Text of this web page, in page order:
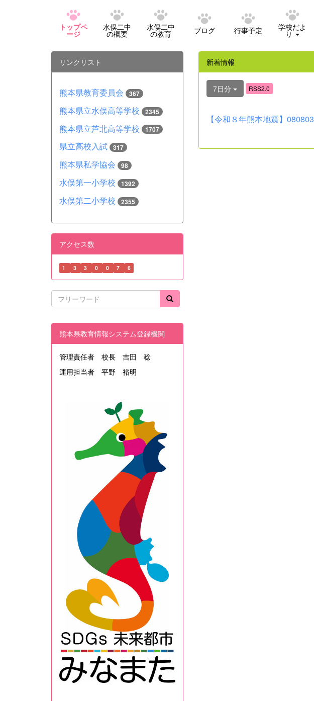
トップペ
ージ
水俣二中
の概要
水俣二中
の教育 ブログ 行事予定 学校だよ
り
新着情報
7日分 RSS2.0
【令和８年熊本地震】080803
リンクリスト
熊本県教育委員会 367
熊本県立水俣高等学校 2345
熊本県立芦北高等学校 1707
県立高校入試 317
熊本県私学協会 98
水俣第一小学校 1392
水俣第二小学校 2355
アクセス数
1 3 3 0 0 7 6
熊本県教育情報システム登録機関
管理責任者 校長 吉田 稔
運用担当者 平野 裕明